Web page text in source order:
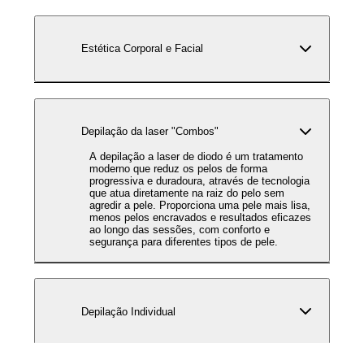
Estética Corporal e Facial
Depilação da laser "Combos"
A depilação a laser de diodo é um tratamento
moderno que reduz os pelos de forma
progressiva e duradoura, através de tecnologia
que atua diretamente na raiz do pelo sem
agredir a pele. Proporciona uma pele mais lisa,
menos pelos encravados e resultados eficazes
ao longo das sessões, com conforto e
segurança para diferentes tipos de pele.
Depilação Individual